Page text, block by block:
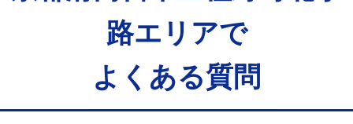
路エリアで
よくある質問